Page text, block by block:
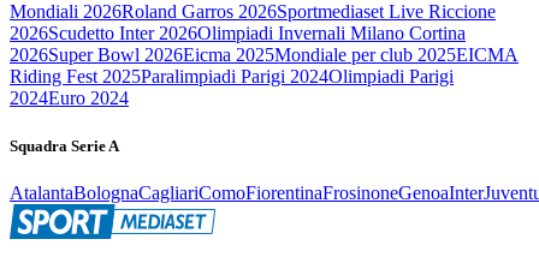
Mondiali 2026Roland Garros 2026Sportmediaset Live Riccione
2026Scudetto Inter 2026Olimpiadi Invernali Milano Cortina
2026Super Bowl 2026Eicma 2025Mondiale per club 2025EICMA
Riding Fest 2025Paralimpiadi Parigi 2024Olimpiadi Parigi
2024Euro 2024
Squadra Serie A
AtalantaBolognaCagliariComoFiorentinaFrosinoneGenoaInter